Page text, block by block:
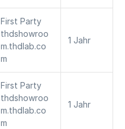
First Party
thdshowroo
m.thdlab.co
m
1 Jahr
First Party
thdshowroo
m.thdlab.co
m
1 Jahr